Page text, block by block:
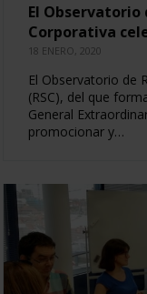
El Observatorio
Corporativa
18 ENERO, 2020
El Observatorio de
(RSC), del que
General
promocionar y…